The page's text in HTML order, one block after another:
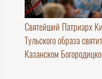
Святейший Патриарх
Тульского образа
Казанском